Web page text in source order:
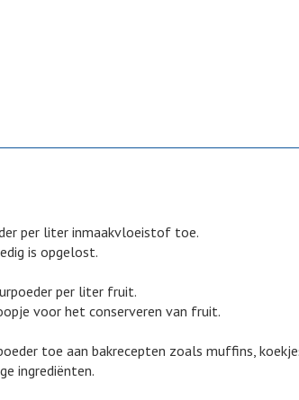
per liter inmaakvloeistof toe.
is opgelost.
per liter fruit.
voor het conserveren van fruit.
toe aan bakrecepten zoals muffins,
ingrediënten.